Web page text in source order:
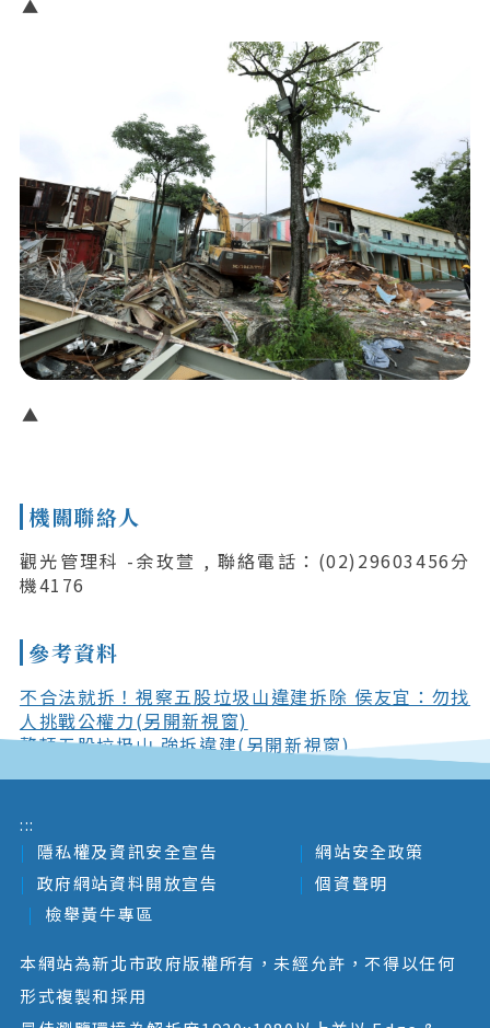
機關聯絡人
觀光管理科 -余玫萱 , 聯絡電話：(02)29603456分
機4176
參考資料
不合法就拆！視察五股垃圾山違建拆除 侯友宜：勿找
人挑戰公權力(另開新視窗)
整頓五股垃圾山 強拆違建(另開新視窗)
:::
隱私權及資訊安全宣告
網站安全政策
政府網站資料開放宣告
個資聲明
檢舉黃牛專區
本網站為新北市政府版權所有，未經允許，不得以任何
形式複製和採用